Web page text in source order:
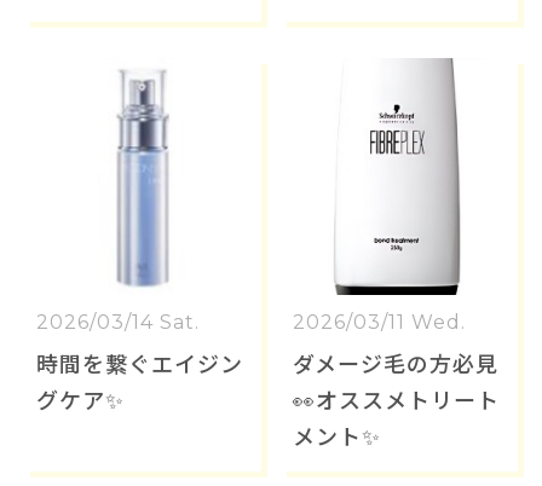
2026/03/14 Sat.
時間を繋ぐエイジン
グケア✨
2026/03/11 Wed.
ダメージ毛の方必見
👀オススメトリート
メント✨